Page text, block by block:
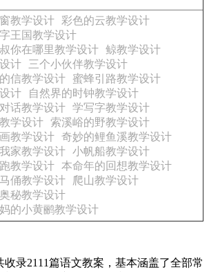
教学设计
彩色的云教学设计
王国教学设计
你在哪里教学设计 鲸教学设计
计
三个小伙伴教学设计
信教学设计 蜜蜂引路教学设计
计
自然界的时钟教学设计
话教学设计 学写字教学设计
学设计
索溪峪的野教学设计
教学设计 奇妙的鲤鱼溪教学设计
家教学设计 小帆船教学设计
教学设计 本命年的回想教学设计
俑教学设计
爬山教学设计
秘教学设计
的小黄鹂教学设计
录2111篇语文教案，基本涵盖了全部常